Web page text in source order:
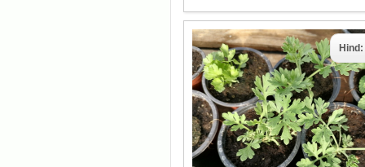
Hind: